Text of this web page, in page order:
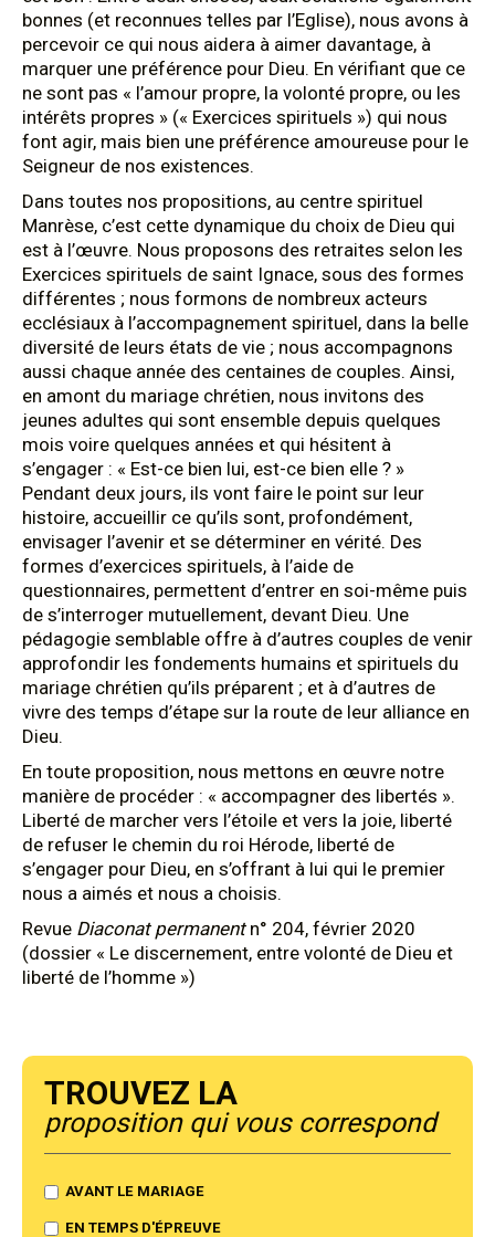
bonnes (et reconnues telles par l’Eglise), nous avons à
percevoir ce qui nous aidera à aimer davantage, à
marquer une préférence pour Dieu. En vérifiant que ce
ne sont pas « l’amour propre, la volonté propre, ou les
intérêts propres » (« Exercices spirituels ») qui nous
font agir, mais bien une préférence amoureuse pour le
Seigneur de nos existences.
Dans toutes nos propositions, au centre spirituel
Manrèse, c’est cette dynamique du choix de Dieu qui
est à l’œuvre. Nous proposons des retraites selon les
Exercices spirituels de saint Ignace, sous des formes
différentes ; nous formons de nombreux acteurs
ecclésiaux à l’accompagnement spirituel, dans la belle
diversité de leurs états de vie ; nous accompagnons
aussi chaque année des centaines de couples. Ainsi,
en amont du mariage chrétien, nous invitons des
jeunes adultes qui sont ensemble depuis quelques
mois voire quelques années et qui hésitent à
s’engager : « Est-ce bien lui, est-ce bien elle ? »
Pendant deux jours, ils vont faire le point sur leur
histoire, accueillir ce qu’ils sont, profondément,
envisager l’avenir et se déterminer en vérité. Des
formes d’exercices spirituels, à l’aide de
questionnaires, permettent d’entrer en soi-même puis
de s’interroger mutuellement, devant Dieu. Une
pédagogie semblable offre à d’autres couples de venir
approfondir les fondements humains et spirituels du
mariage chrétien qu’ils préparent ; et à d’autres de
vivre des temps d’étape sur la route de leur alliance en
Dieu.
En toute proposition, nous mettons en œuvre notre
manière de procéder : « accompagner des libertés ».
Liberté de marcher vers l’étoile et vers la joie, liberté
de refuser le chemin du roi Hérode, liberté de
s’engager pour Dieu, en s’offrant à lui qui le premier
nous a aimés et nous a choisis.
Revue Diaconat permanentn° 204, février 2020
(dossier « Le discernement, entre volonté de Dieu et
liberté de l’homme »)
Trouvez la
proposition qui vous correspond
AVANT LE MARIAGE
EN TEMPS D'ÉPREUVE